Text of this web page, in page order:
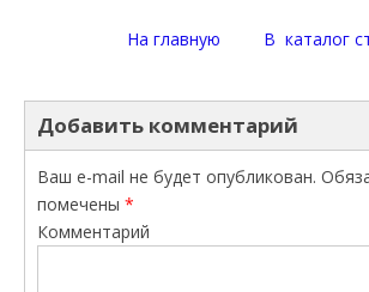
На главную В каталог
Добавить комментарий
Ваш e-mail не будет опубликован.
помечены *
Комментарий